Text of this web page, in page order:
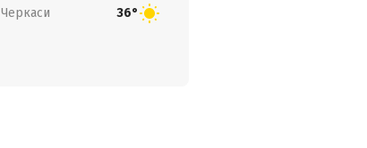
Черкаси 36°